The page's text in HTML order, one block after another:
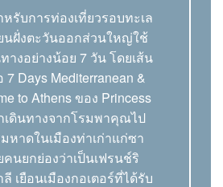
รับการท่องเที่ยวรอบทะเล
ยนฝั่งตะวันออกส่วนใหญ่ใช้
างอย่างน้อย 7 วัน โดยเส้น
Days Mediterranean &
to Athens ของ Princess
เดินทางจากโรมพาคุณไป
หาดในเมืองท่าเก่าแก่ซา
นยกย่องว่าเป็นเฟรนช์ริ
เยือนเมืองกอเตอร์ที่ได้รับ